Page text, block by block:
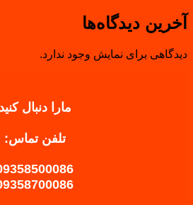
آخرین دیدگاه‌ها
دیدگاهی برای نمایش وجود ندارد.
مارا دنبال کنید
تلفن تماس: